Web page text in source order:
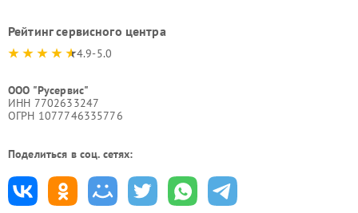
Рейтинг сервисного центра
4.9-5.0
ООО "Русервис"
ИНН 7702633247
ОГРН 1077746335776
Поделиться в соц. сетях: